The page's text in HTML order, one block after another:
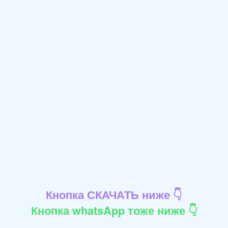
Кнопка СКАЧАТЬ ниже 👇
Кнопка whatsApp тоже ниже 👇